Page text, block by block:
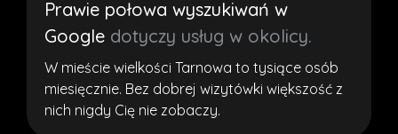
Prawie połowa wyszukiwań w
Google dotyczy usług w okolicy.
W mieście wielkości Tarnowa to tysiące osób
miesięcznie. Bez dobrej wizytówki większość z
nich nigdy Cię nie zobaczy.